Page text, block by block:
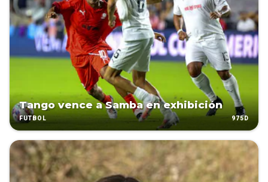
Tango vence a Samba en exhibición
FÚTBOL 975D